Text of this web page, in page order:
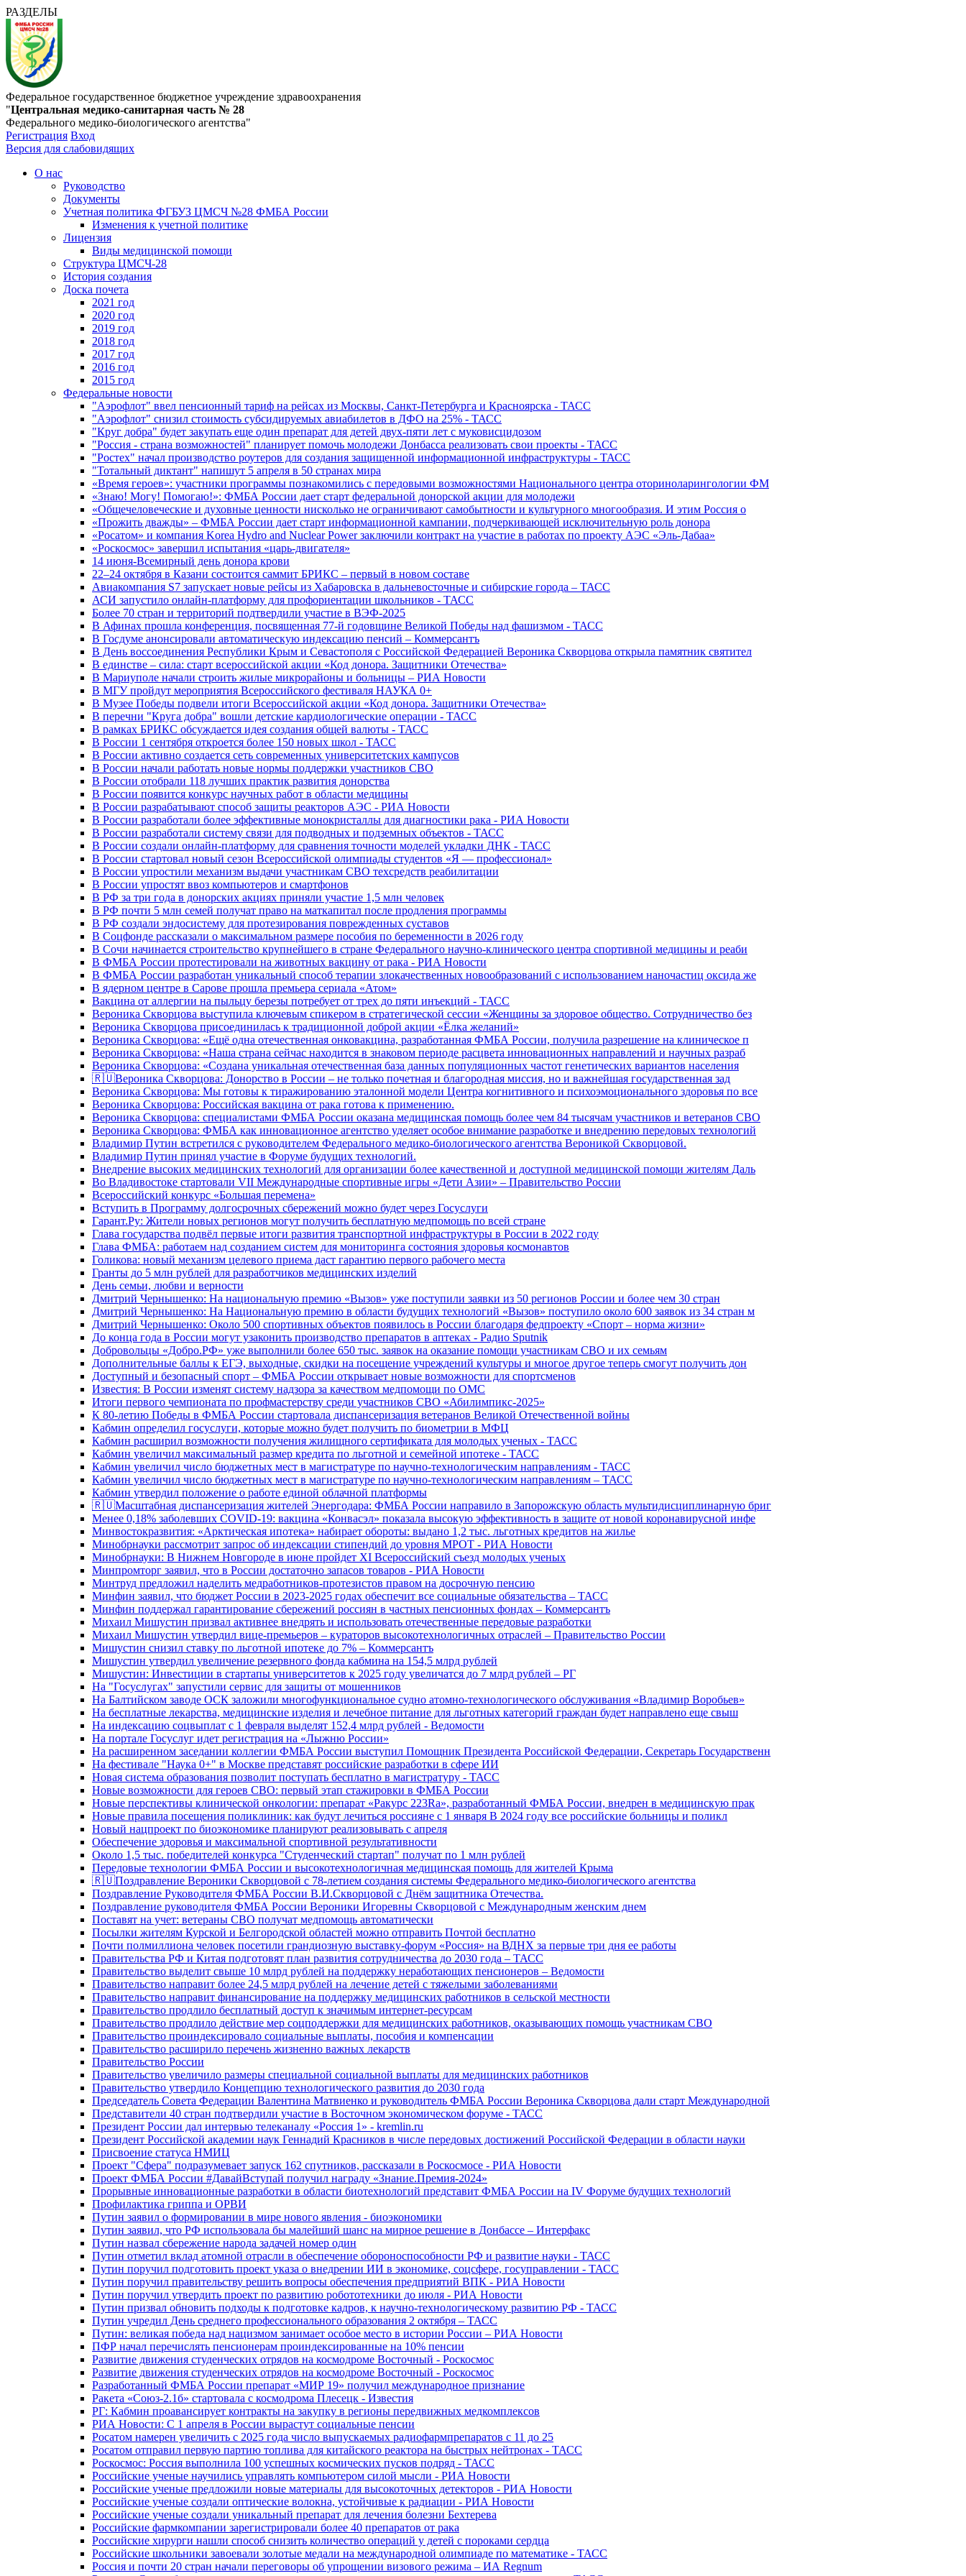
РАЗДЕЛЫ
Федеральное государственное бюджетное учреждение здравоохранения
"Центральная медико-санитарная часть № 28
Федерального медико-биологического агентства"
Регистрация Вход
Версия для слабовидящих
О нас
Руководство
Документы
Учетная политика ФГБУЗ ЦМСЧ №28 ФМБА России
Изменения к учетной политике
Лицензия
Виды медицинской помощи
Структура ЦМСЧ-28
История создания
Доска почета
2021 год
2020 год
2019 год
2018 год
2017 год
2016 год
2015 год
Федеральные новости
"Аэрофлот" ввел пенсионный тариф на рейсах из Москвы, Санкт-Петербурга и Красноярска - ТАСС
"Аэрофлот" снизил стоимость субсидируемых авиабилетов в ДФО на 25% - ТАСС
"Круг добра" будет закупать еще один препарат для детей двух-пяти лет с муковисцидозом
"Россия - страна возможностей" планирует помочь молодежи Донбасса реализовать свои проекты - ТАСС
"Ростех" начал производство роутеров для создания защищенной информационной инфраструктуры - ТАСС
"Тотальный диктант" напишут 5 апреля в 50 странах мира
«Время героев»: участники программы познакомились с передовыми возможностями Национального центра оториноларингологии ФМ
«Знаю! Могу! Помогаю!»: ФМБА России дает старт федеральной донорской акции для молодежи
«Общечеловеческие и духовные ценности нисколько не ограничивают самобытности и культурного многообразия. И этим Россия о
«Прожить дважды» – ФМБА России дает старт информационной кампании, подчеркивающей исключительную роль донора
«Росатом» и компания Korea Hydro and Nuclear Power заключили контракт на участие в работах по проекту АЭС «Эль-Дабаа»
«Роскосмос» завершил испытания «царь-двигателя»
14 июня-Всемирный день донора крови
22–24 октября в Казани состоится саммит БРИКС – первый в новом составе
Авиакомпания S7 запускает новые рейсы из Хабаровска в дальневосточные и сибирские города – ТАСС
АСИ запустило онлайн-платформу для профориентации школьников - ТАСС
Более 70 стран и территорий подтвердили участие в ВЭФ-2025
В Афинах прошла конференция, посвященная 77-й годовщине Великой Победы над фашизмом - ТАСС
В Госдуме анонсировали автоматическую индексацию пенсий – Коммерсантъ
В День воссоединения Республики Крым и Севастополя с Российской Федерацией Вероника Скворцова открыла памятник святител
В единстве – сила: старт всероссийской акции «Код донора. Защитники Отечества»
В Мариуполе начали строить жилые микрорайоны и больницы – РИА Новости
В МГУ пройдут мероприятия Всероссийского фестиваля НАУКА 0+
В Музее Победы подвели итоги Всероссийской акции «Код донора. Защитники Отечества»
В перечни "Круга добра" вошли детские кардиологические операции - ТАСС
В рамках БРИКС обсуждается идея создания общей валюты - ТАСС
В России 1 сентября откроется более 150 новых школ - ТАСС
В России активно создается сеть современных университетских кампусов
В России начали работать новые нормы поддержки участников СВО
В России отобрали 118 лучших практик развития донорства
В России появится конкурс научных работ в области медицины
В России разрабатывают способ защиты реакторов АЭС - РИА Новости
В России разработали более эффективные монокристаллы для диагностики рака - РИА Новости
В России разработали систему связи для подводных и подземных объектов - ТАСС
В России создали онлайн-платформу для сравнения точности моделей укладки ДНК - ТАСС
В России стартовал новый сезон Всероссийской олимпиады студентов «Я — профессионал»
В России упростили механизм выдачи участникам СВО техсредств реабилитации
В России упростят ввоз компьютеров и смартфонов
В РФ за три года в донорских акциях приняли участие 1,5 млн человек
В РФ почти 5 млн семей получат право на маткапитал после продления программы
В РФ создали эндосистему для протезирования поврежденных суставов
В Соцфонде рассказали о максимальном размере пособия по беременности в 2026 году
В Сочи начинается строительство крупнейшего в стране Федерального научно-клинического центра спортивной медицины и реаби
В ФМБА России протестировали на животных вакцину от рака - РИА Новости
В ФМБА России разработан уникальный способ терапии злокачественных новообразований с использованием наночастиц оксида же
В ядерном центре в Сарове прошла премьера сериала «Атом»
Вакцина от аллергии на пыльцу березы потребует от трех до пяти инъекций - ТАСС
Вероника Скворцова выступила ключевым спикером в стратегической сессии «Женщины за здоровое общество. Сотрудничество без
Вероника Скворцова присоединилась к традиционной доброй акции «Ёлка желаний»
Вероника Скворцова: «Ещё одна отечественная онковакцина, разработанная ФМБА России, получила разрешение на клиническое п
Вероника Скворцова: «Наша страна сейчас находится в знаковом периоде расцвета инновационных направлений и научных разраб
Вероника Скворцова: «Создана уникальная отечественная база данных популяционных частот генетических вариантов населения
🇷🇺Вероника Скворцова: Донорство в России – не только почетная и благородная миссия, но и важнейшая государственная зад
Вероника Скворцова: Мы готовы к тиражированию эталонной модели Центра когнитивного и психоэмоционального здоровья по все
Вероника Скворцова: Российская вакцина от рака готова к применению.
Вероника Скворцова: специалистами ФМБА России оказана медицинская помощь более чем 84 тысячам участников и ветеранов СВО
Вероника Скворцова: ФМБА как инновационное агентство уделяет особое внимание разработке и внедрению передовых технологий
Владимир Путин встретился с руководителем Федерального медико-биологического агентства Вероникой Скворцовой.
Владимир Путин принял участие в Форуме будущих технологий.
Внедрение высоких медицинских технологий для организации более качественной и доступной медицинской помощи жителям Даль
Во Владивостоке стартовали VII Международные спортивные игры «Дети Азии» – Правительство России
Всероссийский конкурс «Большая перемена»
Вступить в Программу долгосрочных сбережений можно будет через Госуслуги
Гарант.Ру: Жители новых регионов могут получить бесплатную медпомощь по всей стране
Глава государства подвёл первые итоги развития транспортной инфраструктуры в России в 2022 году
Глава ФМБА: работаем над созданием систем для мониторинга состояния здоровья космонавтов
Голикова: новый механизм целевого приема даст гарантию первого рабочего места
Гранты до 5 млн рублей для разработчиков медицинских изделий
День семьи, любви и верности
Дмитрий Чернышенко: На национальную премию «Вызов» уже поступили заявки из 50 регионов России и более чем 30 стран
Дмитрий Чернышенко: На Национальную премию в области будущих технологий «Вызов» поступило около 600 заявок из 34 стран м
Дмитрий Чернышенко: Около 500 спортивных объектов появилось в России благодаря федпроекту «Спорт – норма жизни»
До конца года в России могут узаконить производство препаратов в аптеках - Радио Sputnik
Добровольцы «Добро.РФ» уже выполнили более 650 тыс. заявок на оказание помощи участникам СВО и их семьям
Дополнительные баллы к ЕГЭ, выходные, скидки на посещение учреждений культуры и многое другое теперь смогут получить дон
Доступный и безопасный спорт – ФМБА России открывает новые возможности для спортсменов
Известия: В России изменят систему надзора за качеством медпомощи по ОМС
Итоги первого чемпионата по профмастерству среди участников СВО «Абилимпикс-2025»
К 80-летию Победы в ФМБА России стартовала диспансеризация ветеранов Великой Отечественной войны
Кабмин определил госуслуги, которые можно будет получить по биометрии в МФЦ
Кабмин расширил возможности получения жилищного сертификата для молодых ученых - ТАСС
Кабмин увеличил максимальный размер кредита по льготной и семейной ипотеке - ТАСС
Кабмин увеличил число бюджетных мест в магистратуре по научно-технологическим направлениям - ТАСС
Кабмин увеличил число бюджетных мест в магистратуре по научно-технологическим направлениям – ТАСС
Кабмин утвердил положение о работе единой облачной платформы
🇷🇺Масштабная диспансеризация жителей Энергодара: ФМБА России направило в Запорожскую область мультидисциплинарную бриг
Менее 0,18% заболевших COVID-19: вакцина «Конвасэл» показала высокую эффективность в защите от новой коронавирусной инфе
Минвостокразвития: «Арктическая ипотека» набирает обороты: выдано 1,2 тыс. льготных кредитов на жилье
Минобрнауки рассмотрит запрос об индексации стипендий до уровня МРОТ - РИА Новости
Минобрнауки: В Нижнем Новгороде в июне пройдет XI Всероссийский съезд молодых ученых
Минпромторг заявил, что в России достаточно запасов товаров - РИА Новости
Минтруд предложил наделить медработников-протезистов правом на досрочную пенсию
Минфин заявил, что бюджет России в 2023-2025 годах обеспечит все социальные обязательства – ТАСС
Минфин поддержал гарантирование сбережений россиян в частных пенсионных фондах – Коммерсантъ
Михаил Мишустин призвал активнее внедрять и использовать отечественные передовые разработки
Михаил Мишустин утвердил вице-премьеров – кураторов высокотехнологичных отраслей – Правительство России
Мишустин снизил ставку по льготной ипотеке до 7% – Коммерсантъ
Мишустин утвердил увеличение резервного фонда кабмина на 154,5 млрд рублей
Мишустин: Инвестиции в стартапы университетов к 2025 году увеличатся до 7 млрд рублей – РГ
На "Госуслугах" запустили сервис для защиты от мошенников
На Балтийском заводе ОСК заложили многофункциональное судно атомно-технологического обслуживания «Владимир Воробьев»
На бесплатные лекарства, медицинские изделия и лечебное питание для льготных категорий граждан будет направлено еще свыш
На индексацию соцвыплат с 1 февраля выделят 152,4 млрд рублей - Ведомости
На портале Госуслуг идет регистрация на «Лыжню России»
На расширенном заседании коллегии ФМБА России выступил Помощник Президента Российской Федерации, Секретарь Государственн
На фестивале "Наука 0+" в Москве представят российские разработки в сфере ИИ
Новая система образования позволит поступать бесплатно в магистратуру - ТАСС
Новые возможности для героев СВО: первый этап стажировки в ФМБА России
Новые перспективы клинической онкологии: препарат «Ракурс 223Ra», разработанный ФМБА России, внедрен в медицинскую прак
Новые правила посещения поликлиник: как будут лечиться россияне с 1 января В 2024 году все российские больницы и поликл
Новый нацпроект по биоэкономике планируют реализовывать с апреля
Обеспечение здоровья и максимальной спортивной результативности
Около 1,5 тыс. победителей конкурса "Студенческий стартап" получат по 1 млн рублей
Передовые технологии ФМБА России и высокотехнологичная медицинская помощь для жителей Крыма
🇷🇺Поздравление Вероники Скворцовой с 78-летием создания системы Федерального медико-биологического агентства
Поздравление Руководителя ФМБА России В.И.Скворцовой с Днём защитника Отечества.
Поздравление руководителя ФМБА России Вероники Игоревны Скворцовой с Международным женским днем
Поставят на учет: ветераны СВО получат медпомощь автоматически
Посылки жителям Курской и Белгородской областей можно отправить Почтой бесплатно
Почти полмиллиона человек посетили грандиозную выставку-форум «Россия» на ВДНХ за первые три дня ее работы
Правительства РФ и Китая подготовят план развития сотрудничества до 2030 года – ТАСС
Правительство выделит свыше 10 млрд рублей на поддержку неработающих пенсионеров – Ведомости
Правительство направит более 24,5 млрд рублей на лечение детей с тяжелыми заболеваниями
Правительство направит финансирование на поддержку медицинских работников в сельской местности
Правительство продлило бесплатный доступ к значимым интернет-ресурсам
Правительство продлило действие мер соцподдержки для медицинских работников, оказывающих помощь участникам СВО
Правительство проиндексировало социальные выплаты, пособия и компенсации
Правительство расширило перечень жизненно важных лекарств
Правительство России
Правительство увеличило размеры специальной социальной выплаты для медицинских работников
Правительство утвердило Концепцию технологического развития до 2030 года
Председатель Совета Федерации Валентина Матвиенко и руководитель ФМБА России Вероника Скворцова дали старт Международной
Представители 40 стран подтвердили участие в Восточном экономическом форуме - ТАСС
Президент России дал интервью телеканалу «Россия 1» - kremlin.ru
Президент Российской академии наук Геннадий Красников в числе передовых достижений Российской Федерации в области науки
Присвоение статуса НМИЦ
Проект "Сфера" подразумевает запуск 162 спутников, рассказали в Роскосмосе - РИА Новости
Проект ФМБА России #ДавайВступай получил награду «Знание.Премия-2024»
Прорывные инновационные разработки в области биотехнологий представит ФМБА России на IV Форуме будущих технологий
Профилактика гриппа и ОРВИ
Путин заявил о формировании в мире нового явления - биоэкономики
Путин заявил, что РФ использовала бы малейший шанс на мирное решение в Донбассе – Интерфакс
Путин назвал сбережение народа задачей номер один
Путин отметил вклад атомной отрасли в обеспечение обороноспособности РФ и развитие науки - ТАСС
Путин поручил подготовить проект указа о внедрении ИИ в экономике, соцсфере, госуправлении - ТАСС
Путин поручил правительству решить вопросы обеспечения предприятий ВПК - РИА Новости
Путин поручил утвердить проект по развитию робототехники до июля - РИА Новости
Путин призвал обновить подходы к подготовке кадров, к научно-технологическому развитию РФ - ТАСС
Путин учредил День среднего профессионального образования 2 октября – ТАСС
Путин: великая победа над нацизмом занимает особое место в истории России – РИА Новости
ПФР начал перечислять пенсионерам проиндексированные на 10% пенсии
Развитие движения студенческих отрядов на космодроме Восточный - Роскосмос
Развитие движения студенческих отрядов на космодроме Восточный - Роскосмос
Разработанный ФМБА России препарат «МИР 19» получил международное признание
Ракета «Союз-2.1б» стартовала с космодрома Плесецк - Известия
РГ: Кабмин проавансирует контракты на закупку в регионы передвижных медкомплексов
РИА Новости: С 1 апреля в России вырастут социальные пенсии
Росатом намерен увеличить с 2025 года число выпускаемых радиофармпрепаратов с 11 до 25
Росатом отправил первую партию топлива для китайского реактора на быстрых нейтронах - ТАСС
Роскосмос: Россия выполнила 100 успешных космических пусков подряд - ТАСС
Российские ученые научились управлять компьютером силой мысли - РИА Новости
Российские ученые предложили новые материалы для высокоточных детекторов - РИА Новости
Российские ученые создали оптические волокна, устойчивые к радиации - РИА Новости
Российские ученые создали уникальный препарат для лечения болезни Бехтерева
Российские фармкомпании зарегистрировали более 40 препаратов от рака
Российские хирурги нашли способ снизить количество операций у детей с пороками сердца
Российские школьники завоевали золотые медали на международной олимпиаде по математике - ТАСС
Россия и почти 20 стран начали переговоры об упрощении визового режима – ИА Regnum